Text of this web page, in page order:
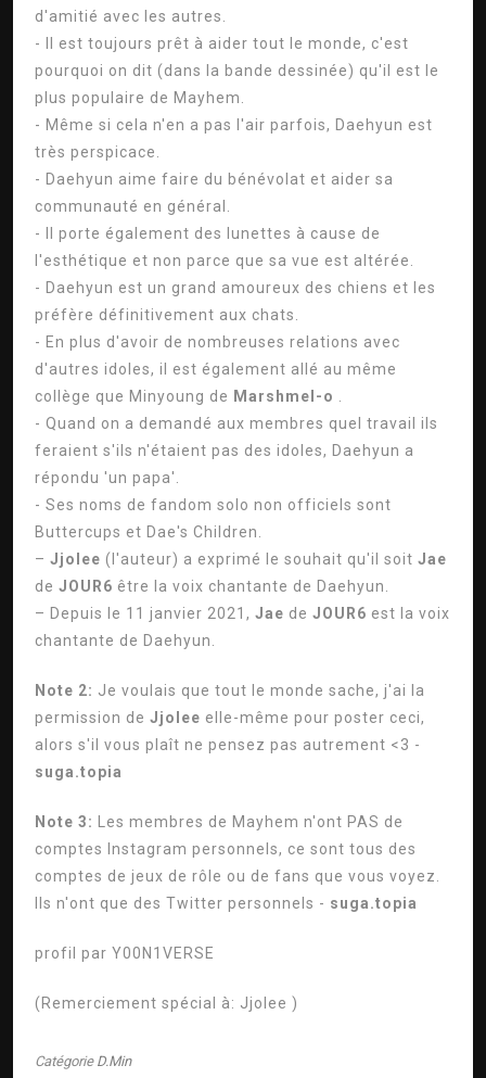
d'amitié avec les autres.
- Il est toujours prêt à aider tout le monde, c'est
pourquoi on dit (dans la bande dessinée) qu'il est le
plus populaire de Mayhem.
- Même si cela n'en a pas l'air parfois, Daehyun est
très perspicace.
- Daehyun aime faire du bénévolat et aider sa
communauté en général.
- Il porte également des lunettes à cause de
l'esthétique et non parce que sa vue est altérée.
- Daehyun est un grand amoureux des chiens et les
préfère définitivement aux chats.
- En plus d'avoir de nombreuses relations avec
d'autres idoles, il est également allé au même
collège que Minyoung de Marshmel-o
- Quand on a demandé aux membres quel travail ils
feraient s'ils n'étaient pas des idoles, Daehyun a
répondu 'un papa'.
- Ses noms de fandom solo non officiels sont
Buttercups et Dae's Children.
– Jjolee (l'auteur) a exprimé le souhait qu'il soit Jae
de JOUR6 être la voix chantante de Daehyun.
– Depuis le 11 janvier 2021, Jae de JOUR6 est la voix
chantante de Daehyun.
Note 2: Je voulais que tout le monde sache, j'ai la
permission de Jjolee elle-même pour poster ceci,
alors s'il vous plaît ne pensez pas autrement <3 -
suga.topia
Note 3:
Les membres de Mayhem n'ont PAS de
comptes Instagram personnels, ce sont tous des
comptes de jeux de rôle ou de fans que vous voyez.
Ils n'ont que des Twitter personnels - suga.topia
profil par Y00N1VERSE
(Remerciement spécial à: Jjolee )
Catégorie D.Min